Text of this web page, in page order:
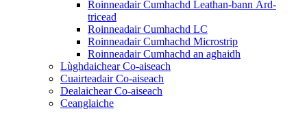
Roinneadair Cumhachd Leathan-bann Àrd-
tricead
Roinneadair Cumhachd LC
Roinneadair Cumhachd Microstrip
Roinneadair Cumhachd an aghaidh
Lùghdaichear Co-aiseach
Cuairteadair Co-aiseach
Dealaichear Co-aiseach
Ceanglaiche